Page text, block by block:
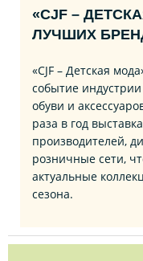
«CJF –
ЛУЧШИХ
«CJF – Детская
событие
обуви и
раза в год
производителей,
розничные сети,
актуальные
сезона.